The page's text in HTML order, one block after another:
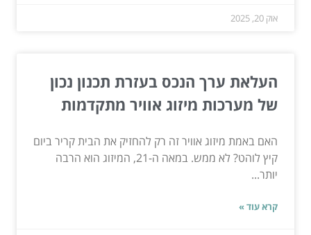
אוק 20, 2025
העלאת ערך הנכס בעזרת תכנון נכון
של מערכות מיזוג אוויר מתקדמות
האם באמת מיזוג אוויר זה רק להחזיק את הבית קריר ביום
קיץ לוהט? לא ממש. במאה ה-21, המיזוג הוא הרבה
יותר...
קרא עוד »